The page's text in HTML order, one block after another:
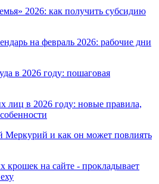
2026: как получить субсидию
на февраль 2026: рабочие дни
в 2026 году: пошаговая
лиц в 2026 году: новые правила,
Меркурий и как он может повлиять
крошек на сайте - прокладывает